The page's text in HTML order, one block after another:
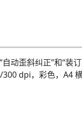
动歪斜纠正”和“装
dpi，彩色，A4 横